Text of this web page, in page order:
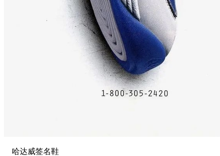
哈达威签名鞋